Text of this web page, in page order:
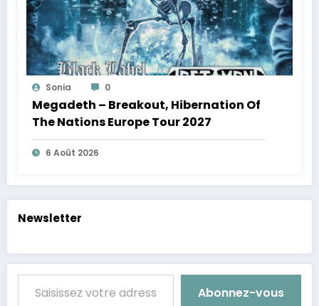
Sonia 0
Megadeth – Breakout, Hibernation Of
The Nations Europe Tour 2027
6 Août 2026
Newsletter
Saisissez votre adresse e-mail…
Abonnez-vous